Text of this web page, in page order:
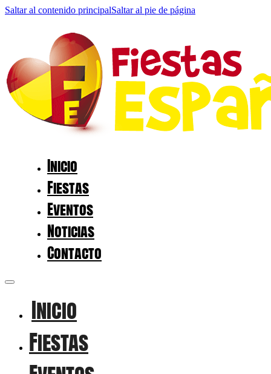
Saltar al contenido principalSaltar al pie de página
Inicio
Fiestas
Eventos
Noticias
Contacto
Inicio
Fiestas